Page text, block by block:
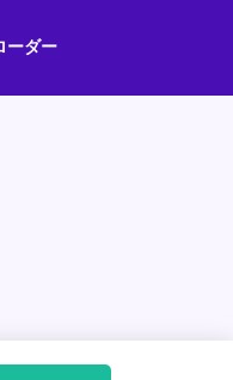
ーダー